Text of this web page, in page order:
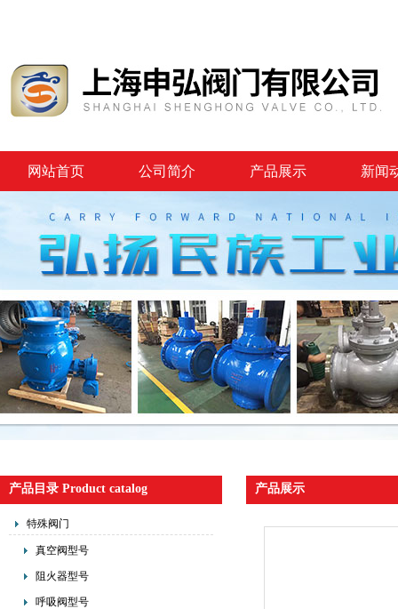
网站首页 公司简介 产品展示 新闻
产品目录 Product catalog
特殊阀门
真空阀型号
阻火器型号
呼吸阀型号
产品展示